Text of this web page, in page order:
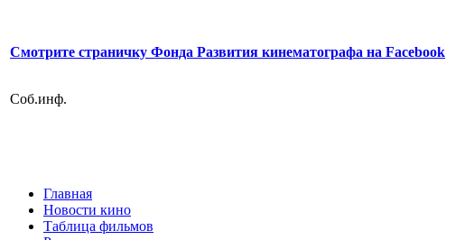
Смотрите страничку Фонда Развития кинематографа на Facebook
Соб.инф.
Главная
Новости кино
Таблица фильмов